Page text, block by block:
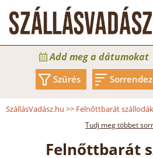
Add meg a dátumokat
Szűrés
SzállásVadász.hu >> Felnőttbarát szállodák
Tudj meg többet
Felnőttbarát